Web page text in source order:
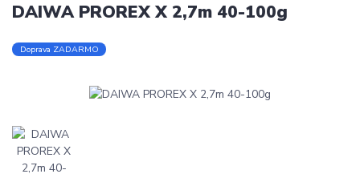
DAIWA PROREX X 2,7m 40-100g
Doprava ZADARMO